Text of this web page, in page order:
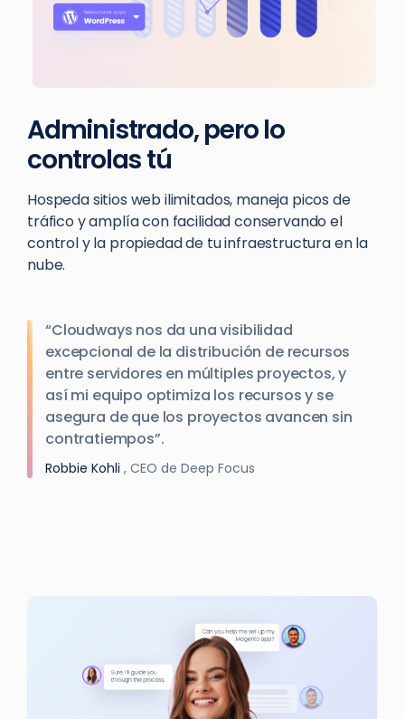
Administrado, pero lo
controlas tú
Hospeda sitios web ilimitados, maneja picos de
tráfico y amplía con facilidad conservando el
control y la propiedad de tu infraestructura en la
nube.
“Cloudways nos da una visibilidad
excepcional de la distribución de recursos
entre servidores en múltiples proyectos, y
así mi equipo optimiza los recursos y se
asegura de que los proyectos avancen sin
contratiempos”.
Robbie Kohli , CEO de Deep Focus